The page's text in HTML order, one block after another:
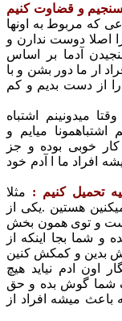
کنیم
به اونها
ندارن و
بر اساس
بشن و با
بدیم و کم
اشتباه
میایم و
و جز
ا آدم خود
: مثلا
.یکی از
همون بخش
اینکه از
کنین
نیاید هیچ
بده و حق
افراد از